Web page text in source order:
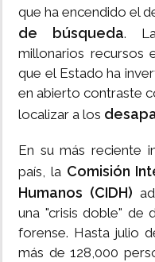
que ha encendido el
de búsqueda.
millonarios recursos
que el Estado ha
en abierto contraste
localizar a los
​En su más reciente
país, la Comisión
Humanos (CIDH)
una "crisis doble" de
forense. Hasta julio
más de 128,000